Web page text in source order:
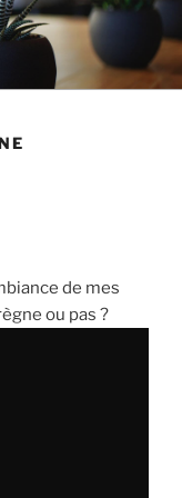
de mes
ou pas ?